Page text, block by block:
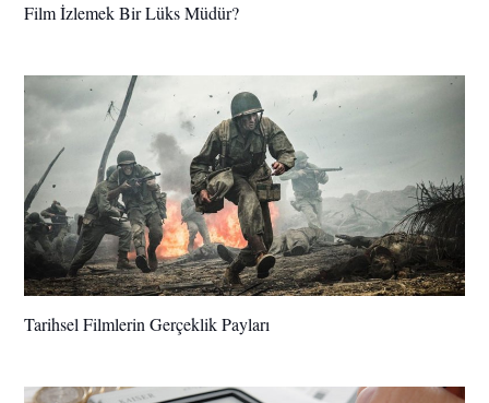
Film İzlemek Bir Lüks Müdür?
Tarihsel Filmlerin Gerçeklik Payları